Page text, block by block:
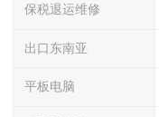
保税退运维修
出口东南亚
平板电脑